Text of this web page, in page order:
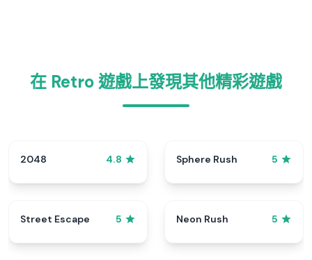
在 Retro 遊戲上發現其他精彩遊戲
2048 4.8 Sphere Rush 5
Street Escape 5 Neon Rush 5